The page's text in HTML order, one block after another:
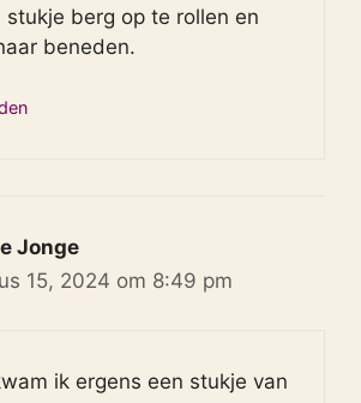
stukje berg op te rollen en
beneden.
Jonge
15, 2024 om 8:49 pm
ik ergens een stukje van